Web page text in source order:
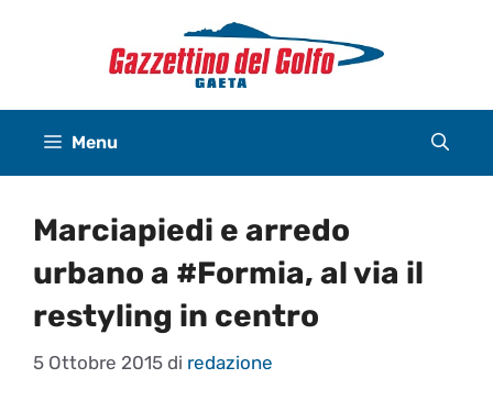
Menu
Marciapiedi e arredo
urbano a #Formia, al via il
restyling in centro
5 Ottobre 2015 di redazione